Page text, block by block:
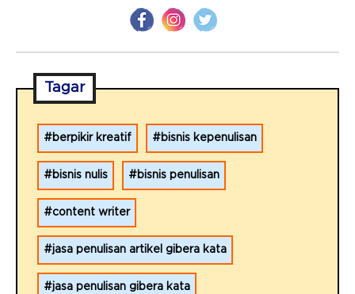
Tagar
berpikir kreatif bisnis kepenulisan
bisnis nulis bisnis penulisan
content writer
jasa penulisan artikel gibera kata
jasa penulisan gibera kata